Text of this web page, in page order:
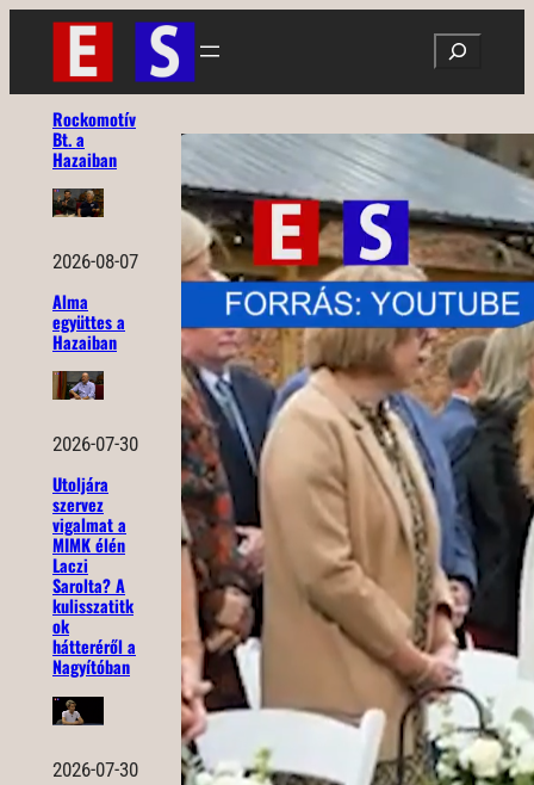
Ugrás
tartalomhoz
Search
Rockomotív
Bt. a
Hazaiban
2026-08-07
Alma
együttes a
Hazaiban
2026-07-30
Utoljára
szervez
vigalmat a
MIMK élén
Laczi
Sarolta? A
kulisszatitk
ok
hátteréről a
Nagyítóban
2026-07-30